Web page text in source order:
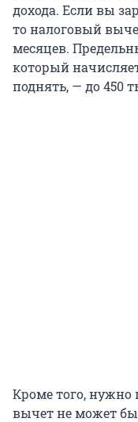
дохода. Если вы
то налоговый
месяцев.
который
поднять, — до 450
Кроме того,
вычет не может